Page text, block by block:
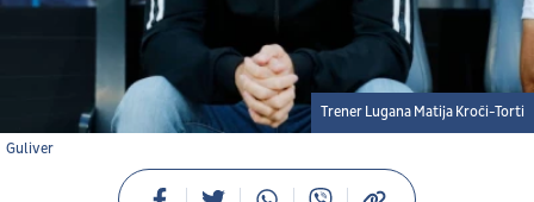
Guliver
Trener Lugana Matija Kroči-Torti